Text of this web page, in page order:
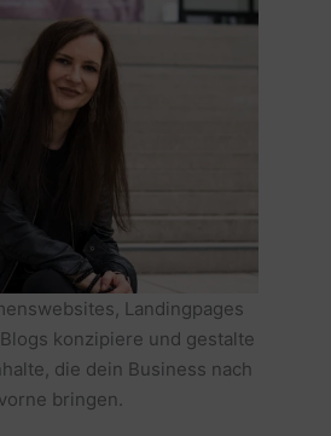
Landingpages
konzipiere und gestalte
die dein Business nach
vorne bringen.